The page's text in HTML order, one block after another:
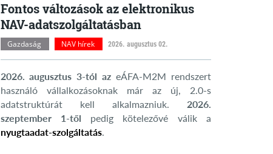
Fontos változások az elektronikus
NAV-adatszolgáltatásban
Gazdaság NAV hírek 2026. augusztus 02.
2026. augusztus 3-tól azeÁFA-M2M rendszert
használó vállalkozásoknak már az új, 2.0-s
adatstruktúrát kell alkalmazniuk. 2026.
szeptember 1-től pedig kötelezővé válik a
nyugtaadat-szolgáltatás.